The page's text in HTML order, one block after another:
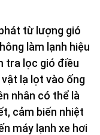
từ lượng gió
làm lạnh hiệu
tra lọc gió điều
lạ lọt vào ống
nhân có thể là
cảm biến nhiệt
máy lạnh xe hơi